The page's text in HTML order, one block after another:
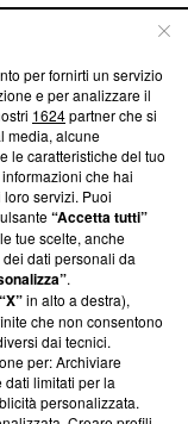
su Blasting
ci impegniamo a
aderenza a
News non è
di farne
una verifica di
per fornirti un servizio
e per analizzare il
1624partner che si
media, alcune
le caratteristiche del tuo
che hai
servizi. Puoi
“Accetta tutti”
tue scelte, anche
dati personali da
.
“X”in alto a destra),
che non consentono
dai tecnici.
per: Archiviare
limitati per la
personalizzata.